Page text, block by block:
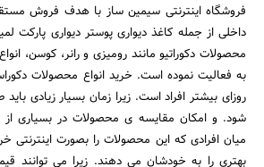
فروشگاه اینترنتی سیمین ساز با هدف فروش
داخلی از جمله کاغذ دیواری پوستر دیواری
محصولات دکوراتیو مانند رومیزی و رانر، کوسن،
به فعالیت نموده است. خرید انواع محصولات
روزای بیشتر افراد است. زیرا زمان بسیار زیادی
شود. و امکان مقایسه ی محصولات در بسیاری از
میان افرادی که این محصولات را بصورت
بهتری را به خودشان می دهند. زیرا می توانند